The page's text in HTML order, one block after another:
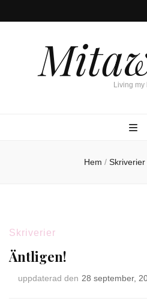
Living my
Hem / Skriverier
Skriverier
Äntligen!
uppdaterad den 28 september,